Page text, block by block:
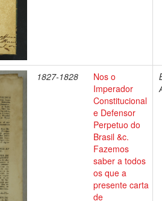
1827-1828
Nos o
Imperador
Constitucional
e Defensor
Perpetuo do
Brasil &c.
Fazemos
saber a todos
os que a
presente carta
de